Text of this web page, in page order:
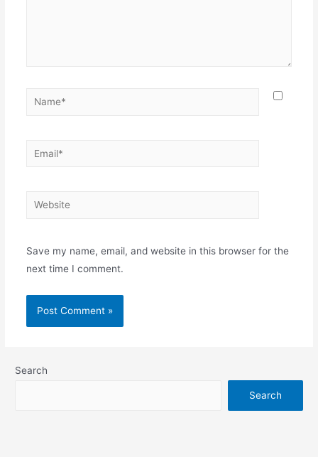
Name*
Email*
Website
Save my name, email, and website in this browser for the
next time I comment.
Search
Search